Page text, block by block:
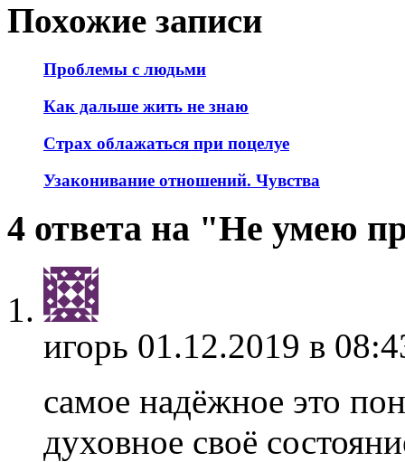
Похожие записи
Проблемы с людьми
Как дальше жить не знаю
Страх облажаться при поцелуе
Узаконивание отношений. Чувства
4 ответа на "Не умею
игорь 01.12.2019 в
самое надёжное это
духовное своё